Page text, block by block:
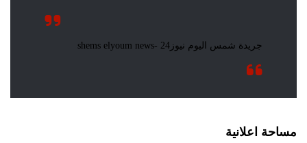
مساحة اعلانية